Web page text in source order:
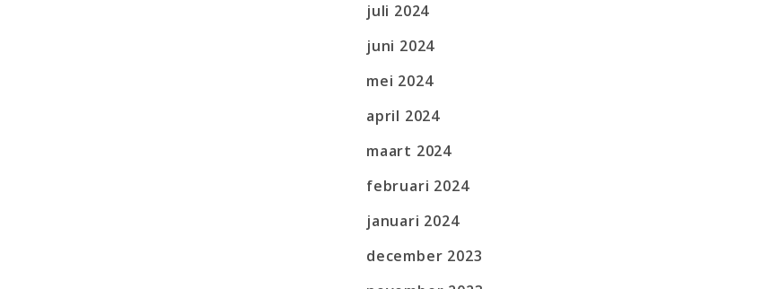
juli 2024
juni 2024
mei 2024
april 2024
maart 2024
februari 2024
januari 2024
december 2023